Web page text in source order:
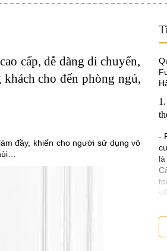
cấp, dễ dàng di chuyển,
cho đến phòng ngủ,
đầy, khiến cho người sử dụng vô
-